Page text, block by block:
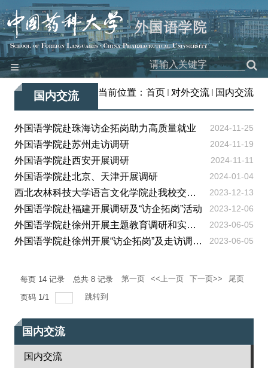
≡
网站首页
师资队伍
教学科研
党建工作
团学园地
工会之家
对外交流
特色品牌
国内交流
国内交流
当前位置： 首页 对外交流 国内交流
国内交流
外国语学院赴珠海访企拓岗助力高质量就业 2024-11-25
外国语学院赴苏州走访调研 2024-11-19
外国语学院赴西安开展调研 2024-11-11
外国语学院赴北京、天津开展调研 2024-01-04
西北农林科技大学语言文化学院赴我校交流调研 2023-12-13
外国语学院赴福建开展调研及“访企拓岗”活动 2023-12-06
外国语学院赴徐州开展主题教育调研和实地研学活动 2023-06-05
外国语学院赴徐州开展“访企拓岗”及走访调研活动 2023-06-05
每页 14 记录 总共 8 记录 第一页 <<上一页 下一页>> 尾页
页码 1/1 跳转到